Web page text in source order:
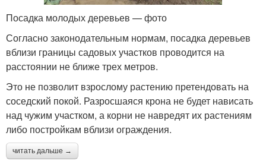
Посадка молодых деревьев — фото
Согласно законодательным нормам, посадка деревьев
вблизи границы садовых участков проводится на
расстоянии не ближе трех метров.
Это не позволит взрослому растению претендовать на
соседский покой. Разросшаяся крона не будет нависать
над чужим участком, а корни не навредят их растениям
либо постройкам вблизи ограждения.
читать дальше →